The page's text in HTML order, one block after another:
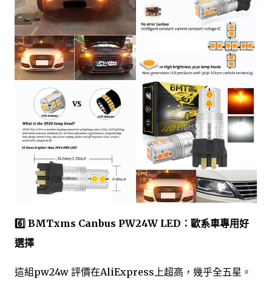
6️⃣ BMTxms Canbus PW24W LED：歐系車專用好
選擇
這組pw24w 評價在AliExpress上超高，幾乎全五星。